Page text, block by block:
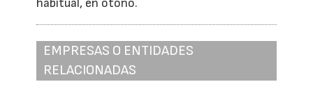
habitual, en otoño.
EMPRESAS O ENTIDADES
RELACIONADAS